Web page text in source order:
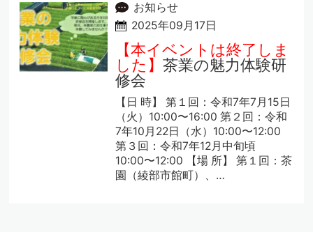
お知らせ
2025年09月17日
【本イベントは終了しま
した】茶業の魅力体験研
修会
【日 時】 第１回：令和7年7月15日
（火）10:00〜16:00 第２回：令和
7年10月22日（水）10:00〜12:00
第３回：令和7年12月中旬頃
10:00〜12:00 【場 所】 第１回：茶
園（綾部市館町）、…